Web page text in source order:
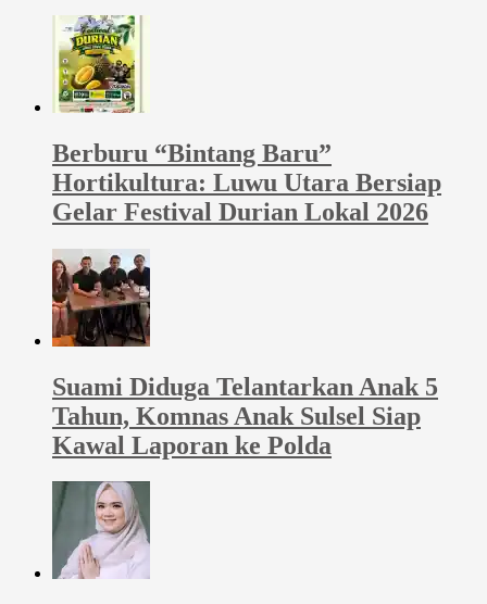
Berburu “Bintang Baru”
Hortikultura: Luwu Utara Bersiap
Gelar Festival Durian Lokal 2026
Suami Diduga Telantarkan Anak 5
Tahun, Komnas Anak Sulsel Siap
Kawal Laporan ke Polda